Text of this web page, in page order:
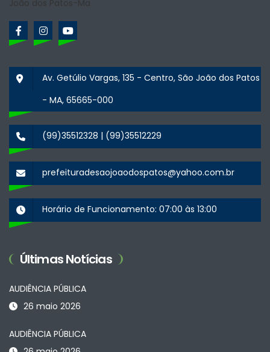
Av. Getúlio Vargas, 135 - Centro, São João dos Patos
- MA, 65665-000
(99)35512328 | (99)35512229
prefeituradesaojoaodospatos@yahoo.com.br
Horário de Funcionamento: 07:00 às 13:00
Últimas Notícias
AUDIÊNCIA PÚBLICA
26 maio 2026
AUDIÊNCIA PÚBLICA